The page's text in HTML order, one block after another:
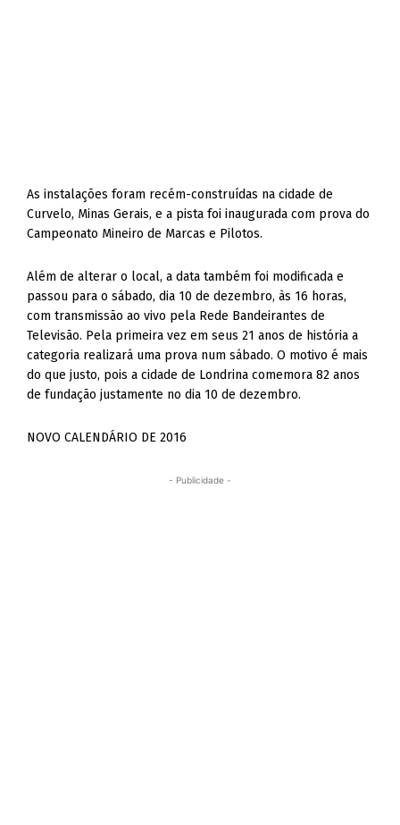
As instalações foram recém-construídas na cidade de
Curvelo, Minas Gerais, e a pista foi inaugurada com prova do
Campeonato Mineiro de Marcas e Pilotos.
Além de alterar o local, a data também foi modificada e
passou para o sábado, dia 10 de dezembro, às 16 horas,
com transmissão ao vivo pela Rede Bandeirantes de
Televisão. Pela primeira vez em seus 21 anos de história a
categoria realizará uma prova num sábado. O motivo é mais
do que justo, pois a cidade de Londrina comemora 82 anos
de fundação justamente no dia 10 de dezembro.
NOVO CALENDÁRIO DE 2016
- Publicidade -